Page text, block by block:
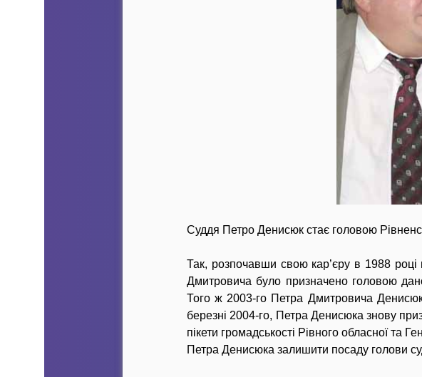
Суддя Петро Денисюк стає головою
Так, розпочавши свою кар’єру в 1988 році
Дмитровича було призначено головою
Того ж 2003-го Петра Дмитровича
березні 2004-го, Петра Денисюка знову
пікети громадськості Рівного обласної та
Петра Денисюка залишити посаду голови